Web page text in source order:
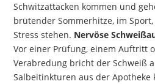
Schwitzattacken kommen und
brütender Sommerhitze, im
Stress stehen. Nervöse
Vor einer Prüfung, einem Auftritt
Verabredung bricht der Schweiß
Salbeitinkturen aus der Apotheke